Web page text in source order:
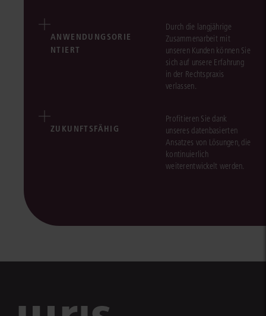
ANWENDUNGSORIE
NTIERT
Durch die langjährige
Zusammenarbeit mit
unseren Kunden können Sie
sich auf unsere Erfahrung
in der Rechtspraxis
verlassen.
ZUKUNFTSFÄHIG
Profitieren Sie dank
unseres datenbasierten
Ansatzes von Lösungen, die
kontinuierlich
weiterentwickelt werden.